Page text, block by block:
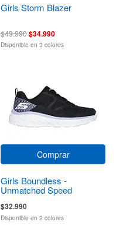
Girls Storm Blazer
$49.990$34.990
Disponible en 3 colores
Comprar
Girls Boundless -
Unmatched Speed
$32.990
Disponible en 2 colores